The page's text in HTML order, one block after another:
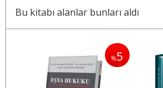
Bu kitabı alanlar bunları aldı
%5